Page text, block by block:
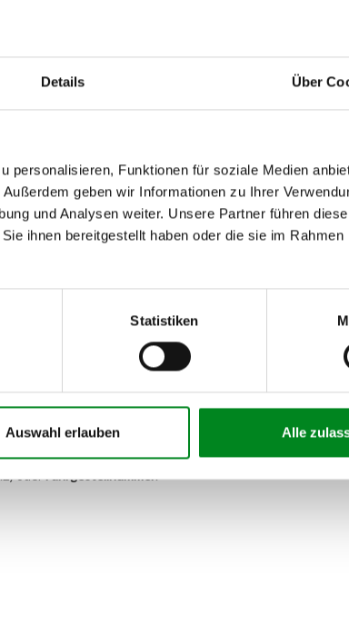
Details Über
personalisieren, Funktionen für soziale Medien
geben wir Informationen zu Ihrer
und Analysen weiter. Unsere Partner führen
ihnen bereitgestellt haben oder die sie im Rahmen
Statistiken
Auswahl erlauben Alle
(Chat, Telefon oder E-Mail).
oderFahrgestellnummer.